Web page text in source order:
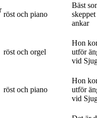
röst och piano
Bäst
ankar
röst och orgel
Hon
utför
vid
röst och piano
Hon
utför
vid